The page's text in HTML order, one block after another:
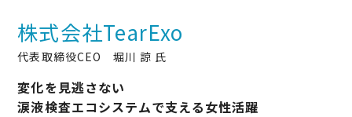
株式会社TearExo
代表取締役CEO 堀川 諒 氏
変化を見逃さない
涙液検査エコシステムで支える女性活躍